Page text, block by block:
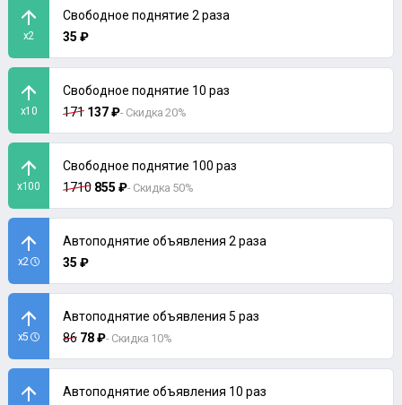
x2
Свободное поднятие 2 раза
35 ₽
x10
Свободное поднятие 10 раз
171 137 ₽- Скидка 20%
x100
Свободное поднятие 100 раз
1710 855 ₽- Скидка 50%
x2
Автоподнятие объявления 2 раза
35 ₽
x5
Автоподнятие объявления 5 раз
86 78 ₽- Скидка 10%
Автоподнятие объявления 10 раз